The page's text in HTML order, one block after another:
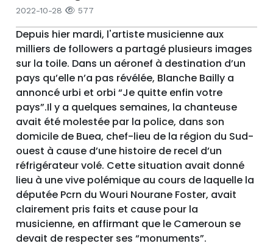
2022-10-28 577
Depuis hier mardi, l'artiste musicienne aux
milliers de followers a partagé plusieurs images
sur la toile. Dans un aéronef à destination d’un
pays qu’elle n’a pas révélée, Blanche Bailly a
annoncé urbi et orbi “Je quitte enfin votre
pays”.Il y a quelques semaines, la chanteuse
avait été molestée par la police, dans son
domicile de Buea, chef-lieu de la région du Sud-
ouest à cause d’une histoire de recel d’un
réfrigérateur volé. Cette situation avait donné
lieu à une vive polémique au cours de laquelle la
députée Pcrn du Wouri Nourane Foster, avait
clairement pris faits et cause pour la
musicienne, en affirmant que le Cameroun se
devait de respecter ses “monuments”.